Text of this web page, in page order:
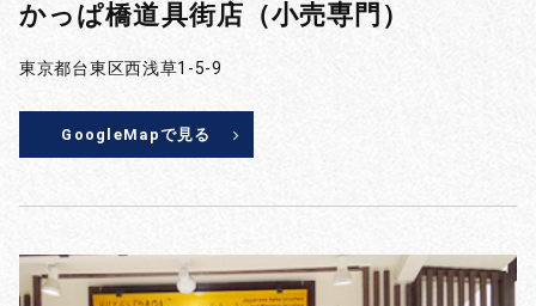
かっぱ橋道具街店（小売専門）
東京都台東区西浅草1-5-9
GoogleMapで見る